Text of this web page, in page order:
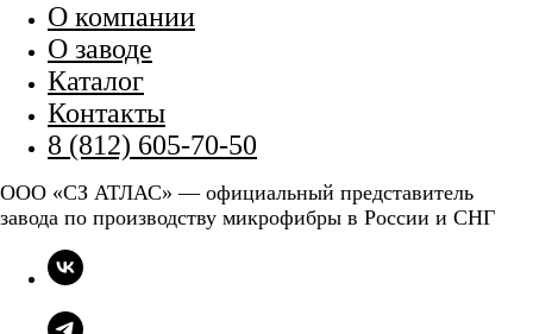
О компании
О заводе
Каталог
Контакты
8 (812) 605-70-50
ООО «СЗ АТЛАС» — официальный представитель
завода по производству микрофибры в России и СНГ